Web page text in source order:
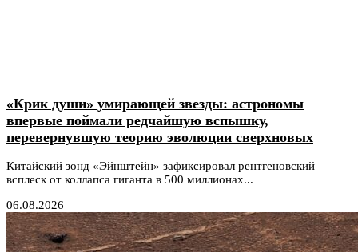
«Крик души» умирающей звезды: астрономы
впервые поймали редчайшую вспышку,
перевернувшую теорию эволюции сверхновых
Китайский зонд «Эйнштейн» зафиксировал рентгеновский
всплеск от коллапса гиганта в 500 миллионах...
06.08.2026